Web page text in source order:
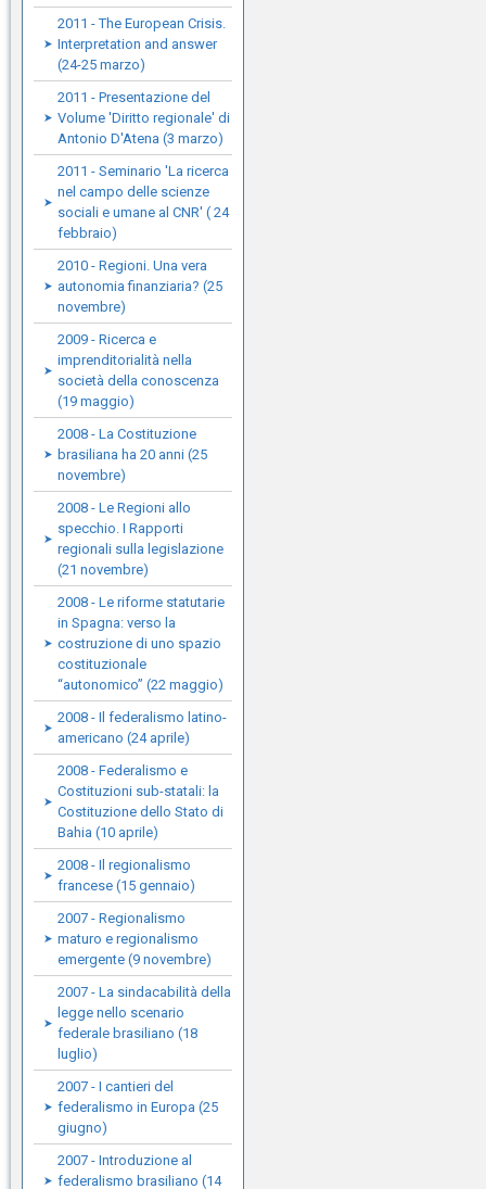
2011 - The European Crisis.
Interpretation and answer
(24-25 marzo)
2011 - Presentazione del
Volume 'Diritto regionale' di
Antonio D'Atena (3 marzo)
2011 - Seminario 'La ricerca
nel campo delle scienze
sociali e umane al CNR' ( 24
febbraio)
2010 - Regioni. Una vera
autonomia finanziaria? (25
novembre)
2009 - Ricerca e
imprenditorialità nella
società della conoscenza
(19 maggio)
2008 - La Costituzione
brasiliana ha 20 anni (25
novembre)
2008 - Le Regioni allo
specchio. I Rapporti
regionali sulla legislazione
(21 novembre)
2008 - Le riforme statutarie
in Spagna: verso la
costruzione di uno spazio
costituzionale
“autonomico” (22 maggio)
2008 - Il federalismo latino-
americano (24 aprile)
2008 - Federalismo e
Costituzioni sub-statali: la
Costituzione dello Stato di
Bahia (10 aprile)
2008 - Il regionalismo
francese (15 gennaio)
2007 - Regionalismo
maturo e regionalismo
emergente (9 novembre)
2007 - La sindacabilità della
legge nello scenario
federale brasiliano (18
luglio)
2007 - I cantieri del
federalismo in Europa (25
giugno)
2007 - Introduzione al
federalismo brasiliano (14